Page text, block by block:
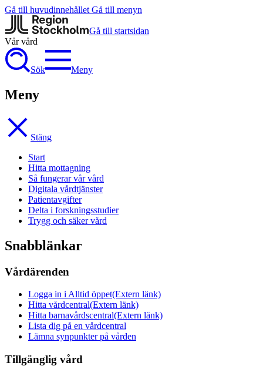
Gå till huvudinnehållet Gå till menyn
Gå till startsidan
Vår vård
Sök Meny
Meny
Stäng
Start
Hitta mottagning
Så fungerar vår vård
Digitala vårdtjänster
Patientavgifter
Delta i forskningsstudier
Trygg och säker vård
Snabblänkar
Vårdärenden
Logga in i Alltid öppet(Extern länk)
Hitta vårdcentral(Extern länk)
Hitta barnavårdscentral(Extern länk)
Lista dig på en vårdcentral
Lämna synpunkter på vården
Tillgänglig vård